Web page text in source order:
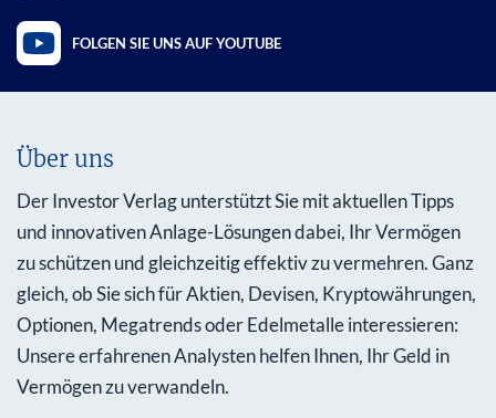
FOLGEN SIE UNS AUF YOUTUBE
Über uns
Der Investor Verlag unterstützt Sie mit aktuellen Tipps
und innovativen Anlage-Lösungen dabei, Ihr Vermögen
zu schützen und gleichzeitig effektiv zu vermehren. Ganz
gleich, ob Sie sich für Aktien, Devisen, Kryptowährungen,
Optionen, Megatrends oder Edelmetalle interessieren:
Unsere erfahrenen Analysten helfen Ihnen, Ihr Geld in
Vermögen zu verwandeln.